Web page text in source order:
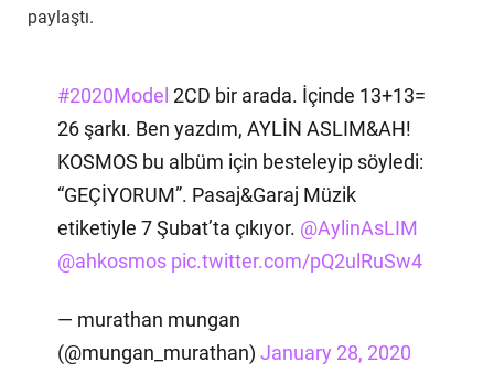
paylaştı.
#2020Model 2CD bir arada. İçinde 13+13=
26 şarkı. Ben yazdım, AYLİN ASLIM&AH!
KOSMOS bu albüm için besteleyip söyledi:
“GEÇİYORUM”. Pasaj&Garaj Müzik
etiketiyle 7 Şubat’ta çıkıyor. @AylinAsLIM
@ahkosmos pic.twitter.com/pQ2ulRuSw4
— murathan mungan
(@mungan_murathan) January 28, 2020